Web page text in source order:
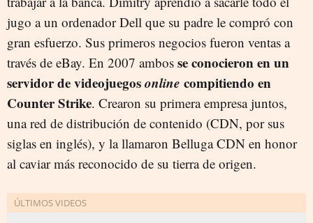
jugo a un ordenador Dell que su padre le compró con
gran esfuerzo. Sus primeros negocios fueron ventas a
través de eBay. En 2007 ambos se conocieron en un
servidor de videojuegosonline compitiendo en
Counter Strike. Crearon su primera empresa juntos,
una red de distribución de contenido (CDN, por sus
siglas en inglés), y la llamaron Belluga CDN en honor
al caviar más reconocido de su tierra de origen.